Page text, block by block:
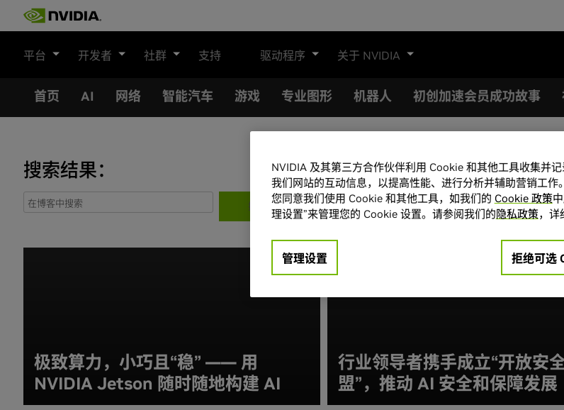
平台 开发者 社群 支持 驱动程序 关于 NVIDIA
首页 AI 网络 智能汽车 游戏 专业图形 机器人 初创加速会员成功故事
搜索结果：
搜
索：
极致算力，小巧且“稳” —— 用
NVIDIA Jetson 随时随地构建 AI
行业领导者携手成立“开放安
盟”，推动 AI 安全和保障发展
NVIDIA 及其第三方合作伙伴利用 Cookie 和其他工具收集并
我们网站的互动信息，以提高性能、进行分析并辅助营销工作
您同意我们使用 Cookie 和其他工具，如我们的 Cookie 政策
理设置”来管理您的 Cookie 设置。请参阅我们的隐私政策，详
管理设置 拒绝可选